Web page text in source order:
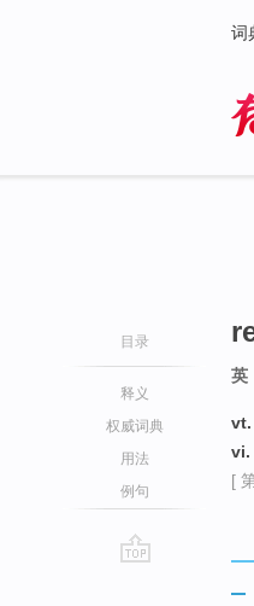
词
目录
释义
权威词典
用法
例句
英
vt.
vi.
[